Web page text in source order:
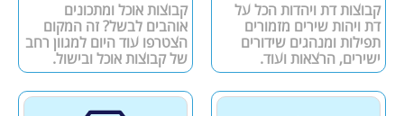
קבוצות דת ויהדות הכל על
דת ויהות שירים מזמורים
תפילות ומנהגים שידורים
ישירים, הרצאות ועוד.
קבוצות אוכל ומתכונים
אוהבים לבשל? זה המקום
הצטרפו עוד היום למגוון רחב
של קבוצות אוכל ובישול.